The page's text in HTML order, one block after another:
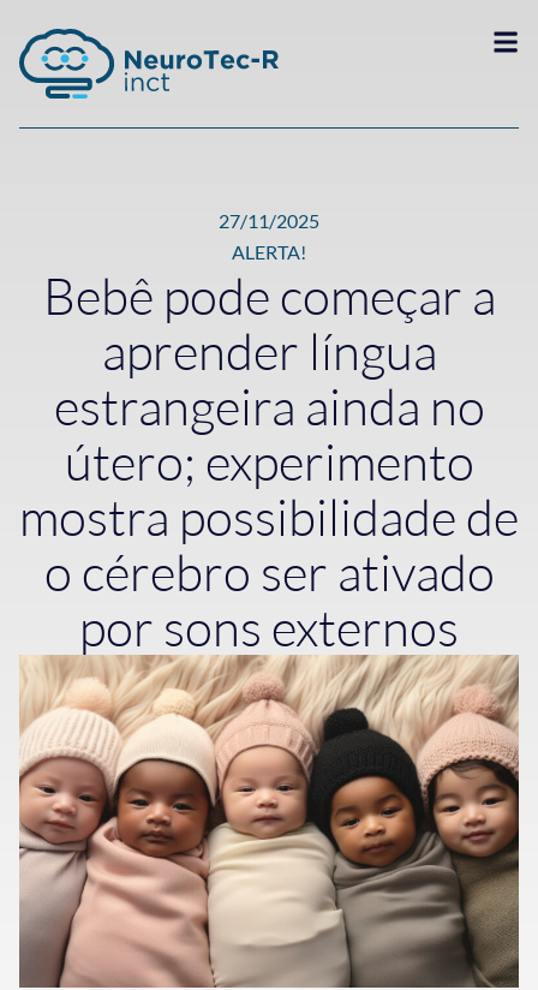
27/11/2025
ALERTA!
Bebê pode começar a
aprender língua
estrangeira ainda no
útero; experimento
mostra possibilidade de
o cérebro ser ativado
por sons externos